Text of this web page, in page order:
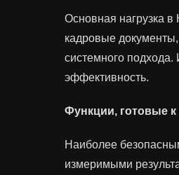
Основная нагрузка
кадровые документы,
системного
эффективность.
Функции, готовые
Наиболее
измеримыми